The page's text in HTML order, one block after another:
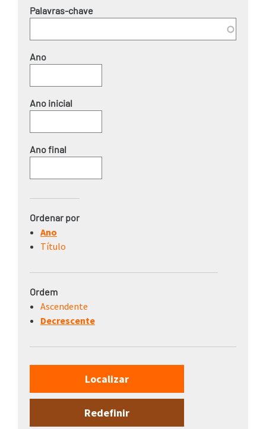
Palavras-chave
Ano
Ordenar por
Ano
Título
Ordem
Ascendente
Decrescente